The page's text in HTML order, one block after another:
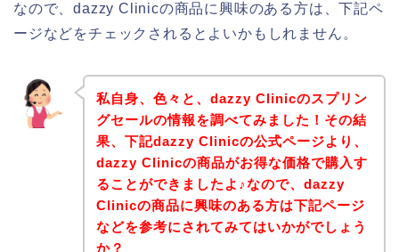
なので、dazzy Clinicの商品に興味のある方は、下記ペ
ージなどをチェックされるとよいかもしれません。
私自身、色々と、dazzy Clinicのスプリン
グセールの情報を調べてみました！その結
果、下記dazzy Clinicの公式ページより、
dazzy Clinicの商品がお得な価格で購入す
ることができましたよ♪なので、dazzy
Clinicの商品に興味のある方は下記ページ
などを参考にされてみてはいかがでしょう
か？